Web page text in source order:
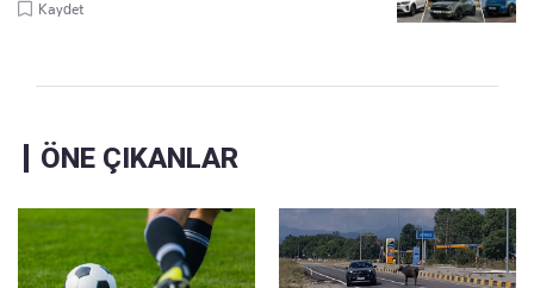
Kaydet
ÖNE ÇIKANLAR